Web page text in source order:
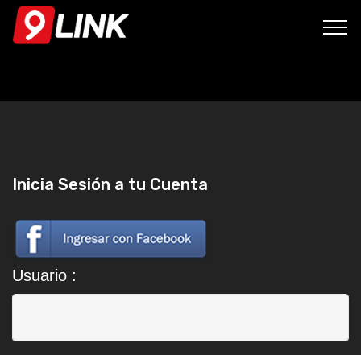
Inicia Sesión a tu Cuenta
Usuario :